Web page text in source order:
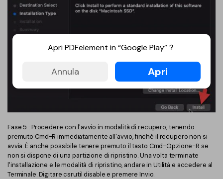
Fase 5 : Procedere con l'avvio in modalità di recupero, tenendo
premuto Cmd-R immediatamente all'avvio, finché il recupero non si
avvia. È anche possibile tenere premuto il tasto Cmd-Opzione-R se
non si dispone di una partizione di ripristino. Una volta terminate
l'installazione e le modalità di ripristino, andare in Utilità e accedere al
Terminale. Digitare csrutil disable e premere Invio.
Apri PDFelement in “Google Play”？
Annula Apri